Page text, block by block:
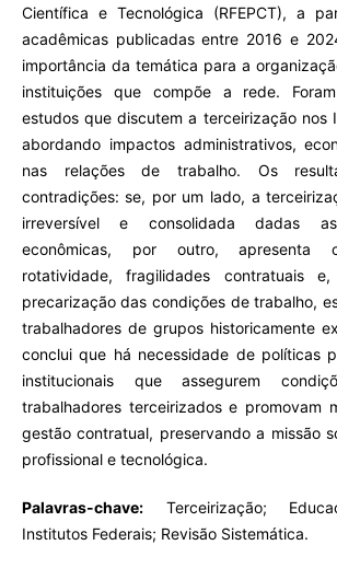
Científica e Tecnológica (RFEPCT), a
acadêmicas publicadas entre 2016 e
importância da temática para a
instituições que compõe a rede.
estudos que discutem a terceirização nos
abordando impactos administrativos,
nas relações de trabalho. Os
contradições: se, por um lado, a
irreversível e consolidada dadas as
econômicas, por outro, apresenta
rotatividade, fragilidades contratuais
precarização das condições de trabalho,
trabalhadores de grupos historicamente
conclui que há necessidade de políticas
institucionais que assegurem
trabalhadores terceirizados e promovam
gestão contratual, preservando a missão
profissional e tecnológica.
Palavras-chave:Terceirização;
Institutos Federais; Revisão Sistemática.